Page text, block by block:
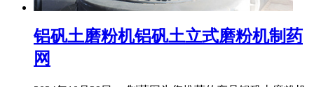
铝矾土磨粉机铝矾土立式磨粉机制药
网